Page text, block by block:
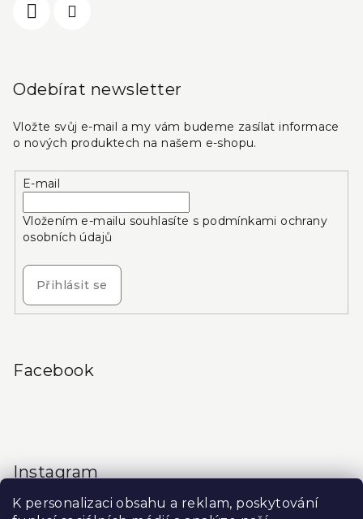
K personalizaci obsahu a reklam, poskytování
Odebírat newsletter
Vložte svůj e-mail a my vám budeme zasílat informace
o nových produktech na našem e-shopu.
E-mail
Vložením e-mailu souhlasíte s podmínkami ochrany
osobních údajů
Přihlásit se
Facebook
Instagram